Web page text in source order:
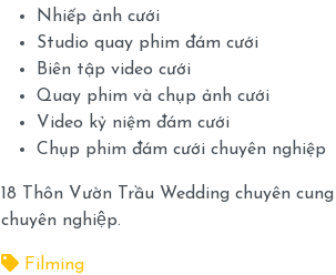
Nhiếp ảnh cưới
Studio quay phim đám cưới
Biên tập video cưới
Quay phim và chụp ảnh cưới
Video kỷ niệm đám cưới
Chụp phim đám cưới chuyên nghiệp
18 Thôn Vườn Trầu Wedding chuyên
chuyên nghiệp.
Filming